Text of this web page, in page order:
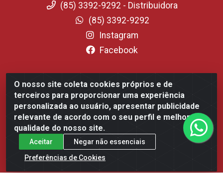
O nosso site coleta cookies próprios e de
terceiros para proporcionar uma experiência
personalizada ao usuário, apresentar publicidade
relevante de acordo com o seu perfil e melhorar a
qualidade do nosso site.
Aceitar
Negar não essenciais
Preferências de Cookies
(85) 3392-9292 - Distribuidora
(85) 3392-9292
Instagram
Facebook
Fortali Distribuidora de Alimentos LTDA - Avenida Tomaz
Coelho, 1268 - Messejana, Fortaleza/CE - CEP 60.863-254-
CNPJ 09.317.318.0001-75